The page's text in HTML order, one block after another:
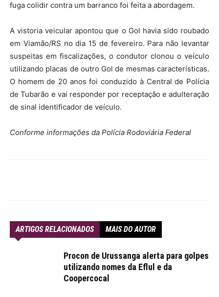
fuga colidir contra um barranco foi feita a abordagem.
A vistoria veicular apontou que o Gol havia sido roubado
em Viamão/RS no dia 15 de fevereiro. Para não levantar
suspeitas em fiscalizações, o condutor clonou o veículo
utilizando placas de outro Gol de mesmas características.
O homem de 20 anos foi conduzido à Central de Polícia
de Tubarão e vai responder por receptação e adulteração
de sinal identificador de veículo.
Conforme informações da Polícia Rodoviária Federal
ARTIGOS RELACIONADOS MAIS DO AUTOR
Procon de Urussanga alerta para golpes
utilizando nomes da Eflul e da
Coopercocal